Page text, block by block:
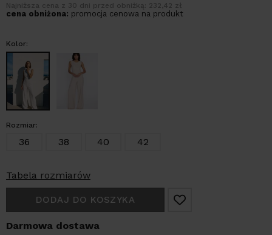
Najniższa cena z 30 dni przed obniżką: 232,42 zł
cena obniżona: promocja cenowa na produkt
Kolor:
Rozmiar:
36 38 40 42
Tabela rozmiarów
DODAJ DO KOSZYKA
Darmowa dostawa